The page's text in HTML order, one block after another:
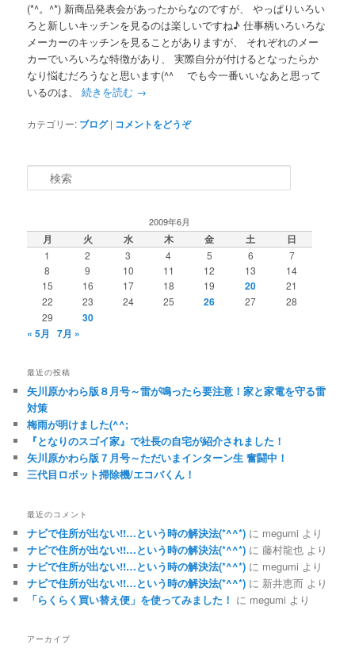
(*^。^*) 新商品発表会があったからなのですが、 やっぱりいろい
ろと新しいキッチンを見るのは楽しいですね♪ 仕事柄いろいろな
メーカーのキッチンを見ることがありますが、 それぞれのメー
カーでいろいろな特徴があり、 実際自分が付けるとなったらか
なり悩むだろうなと思います(^^ゞ でも今一番いいなあと思って
いるのは、続きを読む →
カテゴリー: ブログ | コメントをどうぞ
2009年6月
月 火 水 木 金 土 日
1 2 3 4 5 6
7
8
9 10 11 12 13
14
15
16 17 18 19 20
21
22
23 24 25 26 27
28
29
30
« 5月
7月 »
最近の投稿
矢川原かわら版８月号～雷が鳴ったら要注意！家と家電を守る雷
対策
梅雨が明けました(^^;
『となりのスゴイ家』で社長の自宅が紹介されました！
矢川原かわら版７月号～ただいまインターン生 奮闘中！
三代目ロボット掃除機/エコバくん！
最近のコメント
ナビで住所が出ない!!…という時の解決法(*^^*) に megumi より
ナビで住所が出ない!!…という時の解決法(*^^*) に藤村龍也 より
ナビで住所が出ない!!…という時の解決法(*^^*) に megumi より
ナビで住所が出ない!!…という時の解決法(*^^*) に 新井恵而 より
「らくらく買い替え便」を使ってみました！ に megumi より
アーカイブ